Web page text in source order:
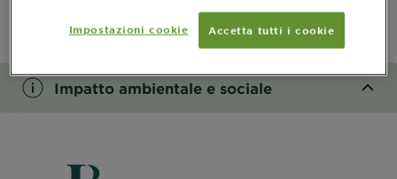
Impatto ambientale e sociale
Impostazioni cookie Accetta tutti i cookie